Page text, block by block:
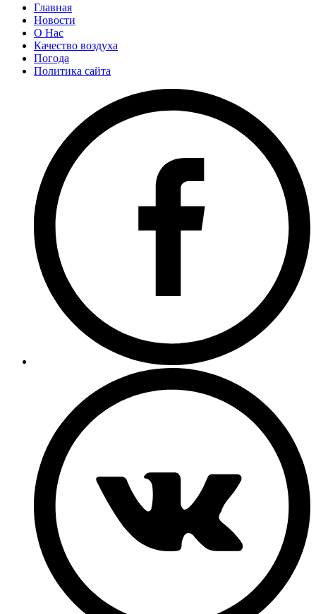
Главная
Новости
О Нас
Качество воздуха
Погода
Политика сайта